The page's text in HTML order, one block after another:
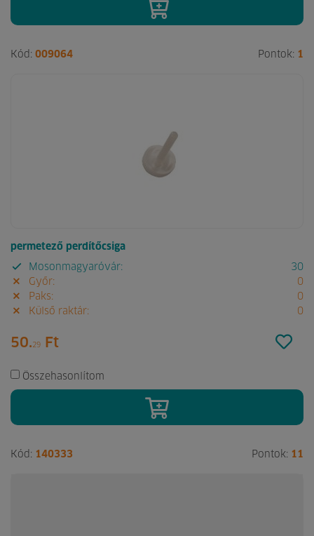
Kód: 009064 Pontok: 1
permetező perdítőcsiga
Mosonmagyaróvár:
30
Győr:
0
Paks:
0
Külső raktár:
0
50. 29 Ft
Összehasonlítom
Kód: 140333 Pontok: 11